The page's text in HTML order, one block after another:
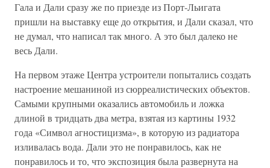
Гала и Дали сразу же по приезде из Порт-Льигата
пришли на выставку еще до открытия, и Дали сказал, что
не думал, что написал так много. А это был далеко не
весь Дали.
На первом этаже Центра устроители попытались создать
настроение мешаниной из сюрреалистических объектов.
Самыми крупными оказались автомобиль и ложка
длиной в тридцать два метра, взятая из картины 1932
года «Символ агностицизма», в которую из радиатора
изливалась вода. Дали это не понравилось, как не
понравилось и то, что экспозиция была развернута на